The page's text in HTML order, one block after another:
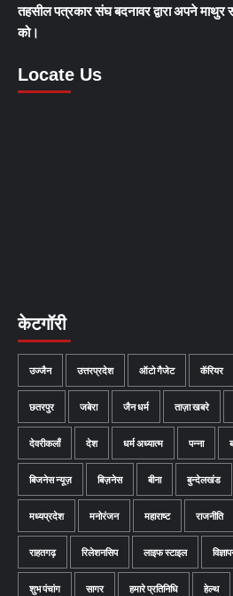
तहसील पत्रकार संघ बदनावर द्वारा अपने
को।
Locate Us
केटगॉरी
उज्जैन उत्तरप्रदेश ऑटो गैजेट कॅरियर
छतरपुर जबेरा जैन धर्म ताज़ा खबरे
देवरीकलाँ देश धर्म अध्यात्म पन्ना
बिजनेस न्यूज़ बिज़नेस बीना बुन्देलखंड
मध्यप्रदेश मनोरंजन महाराष्ट राजनीति
राहतगढ़ रिलेशनसिप लाइफ स्टाइल
शुभ पंचांग सागर हमारे प्रतिनिधि हेल्थ